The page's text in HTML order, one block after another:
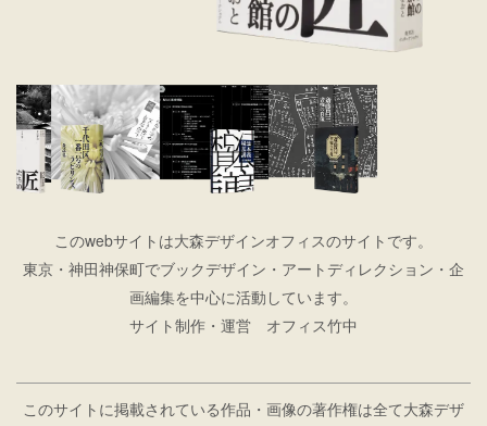
このwebサイトは大森デザインオフィスのサイトです。
東京・神田神保町でブックデザイン・アートディレクション・企
画編集を中心に活動しています。
サイト制作・運営 オフィス竹中
このサイトに掲載されている作品・画像の著作権は全て大森デザ